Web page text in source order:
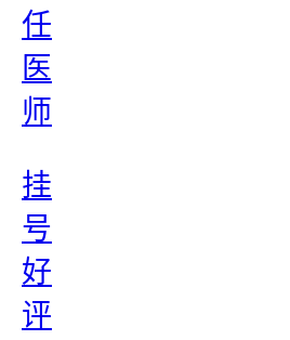
任
医
师
挂
号
好
评